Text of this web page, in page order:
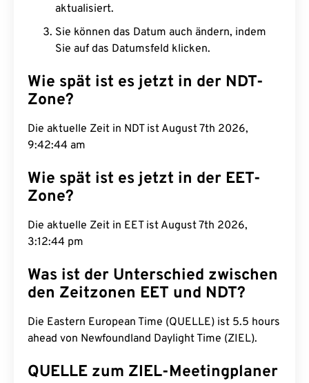
aktualisiert.
Sie können das Datum auch ändern, indem
Sie auf das Datumsfeld klicken.
Wie spät ist es jetzt in der NDT-
Zone?
Die aktuelle Zeit in NDT ist August 7th 2026,
9:42:45 am
Wie spät ist es jetzt in der EET-
Zone?
Die aktuelle Zeit in EET ist August 7th 2026,
3:12:45 pm
Was ist der Unterschied zwischen
den Zeitzonen EET und NDT?
Die Eastern European Time (QUELLE) ist 5.5 hours
ahead von Newfoundland Daylight Time (ZIEL).
QUELLE zum ZIEL-Meetingplaner